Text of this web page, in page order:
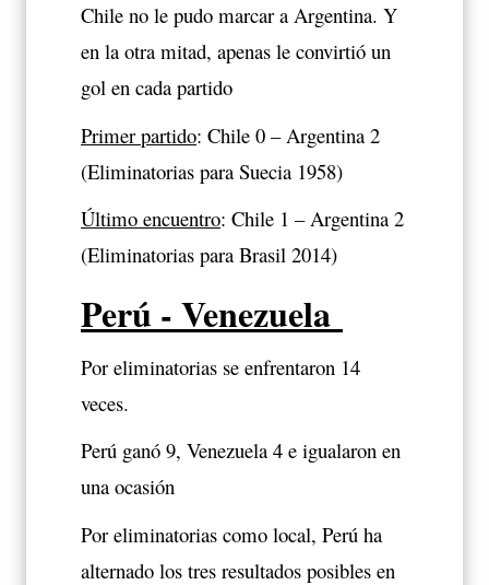
Chile no le pudo marcar a Argentina. Y
en la otra mitad, apenas le convirtió un
gol en cada partido
Primer partido: Chile 0 – Argentina 2
(Eliminatorias para Suecia 1958)
Último encuentro: Chile 1 – Argentina 2
(Eliminatorias para Brasil 2014)
Perú - Venezuela
Por eliminatorias se enfrentaron 14
veces.
Perú ganó 9, Venezuela 4 e igualaron en
una ocasión
Por eliminatorias como local, Perú ha
alternado los tres resultados posibles en